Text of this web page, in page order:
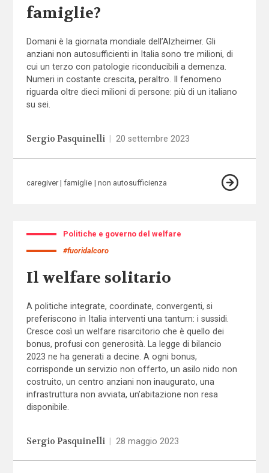
famiglie?
Domani è la giornata mondiale dell’Alzheimer. Gli
anziani non autosufficienti in Italia sono tre milioni, di
cui un terzo con patologie riconducibili a demenza.
Numeri in costante crescita, peraltro. Il fenomeno
riguarda oltre dieci milioni di persone: più di un italiano
su sei.
Sergio Pasquinelli 20 settembre 2023
caregiver famiglie non autosufficienza
Politiche e governo del welfare
#fuoridalcoro
Il welfare solitario
A politiche integrate, coordinate, convergenti, si
preferiscono in Italia interventi una tantum: i sussidi.
Cresce così un welfare risarcitorio che è quello dei
bonus, profusi con generosità. La legge di bilancio
2023 ne ha generati a decine. A ogni bonus,
corrisponde un servizio non offerto, un asilo nido non
costruito, un centro anziani non inaugurato, una
infrastruttura non avviata, un’abitazione non resa
disponibile.
Sergio Pasquinelli 28 maggio 2023